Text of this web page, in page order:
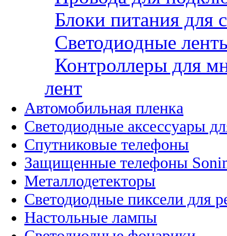
Блоки питания для
Светодиодные
Контроллеры для
лент
Автомобильная пленка
Светодиодные аксессуары
Спутниковые телефоны
Защищенные телефоны
Металлодетекторы
Светодиодные пиксели для
Настольные лампы